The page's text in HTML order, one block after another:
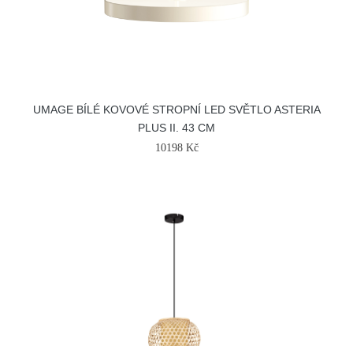
UMAGE BÍLÉ KOVOVÉ STROPNÍ LED SVĚTLO ASTERIA
PLUS II. 43 CM
10198 Kč